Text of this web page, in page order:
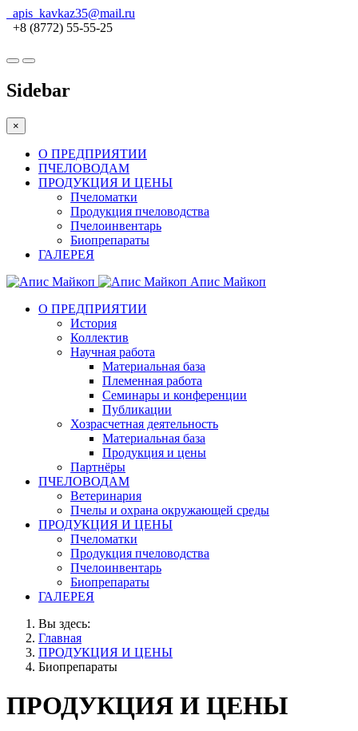
apis_kavkaz35@mail.ru
+8 (8772) 55-55-25
Sidebar
×
О ПРЕДПРИЯТИИ
ПЧЕЛОВОДАМ
ПРОДУКЦИЯ И ЦЕНЫ
Пчеломатки
Продукция пчеловодства
Пчелоинвентарь
Биопрепараты
ГАЛЕРЕЯ
Апис Майкоп
О ПРЕДПРИЯТИИ
История
Коллектив
Научная работа
Материальная база
Племенная работа
Семинары и конференции
Публикации
Хозрасчетная деятельность
Материальная база
Продукция и цены
Партнёры
ПЧЕЛОВОДАМ
Ветеринария
Пчелы и охрана окружающей среды
ПРОДУКЦИЯ И ЦЕНЫ
Пчеломатки
Продукция пчеловодства
Пчелоинвентарь
Биопрепараты
ГАЛЕРЕЯ
Вы здесь:
Главная
ПРОДУКЦИЯ И ЦЕНЫ
Биопрепараты
ПРОДУКЦИЯ И ЦЕНЫ